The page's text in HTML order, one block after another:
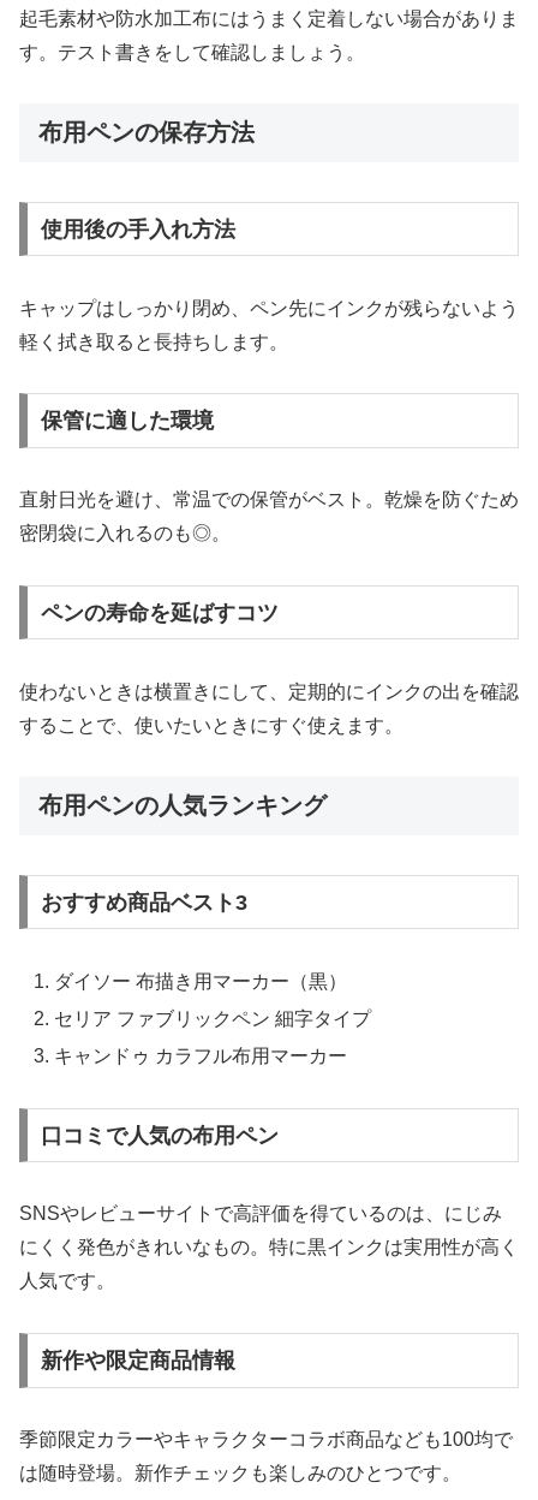
起毛素材や防水加工布にはうまく定着しない場合がありま
す。テスト書きをして確認しましょう。
布用ペンの保存方法
使用後の手入れ方法
キャップはしっかり閉め、ペン先にインクが残らないよう
軽く拭き取ると長持ちします。
保管に適した環境
直射日光を避け、常温での保管がベスト。乾燥を防ぐため
密閉袋に入れるのも◎。
ペンの寿命を延ばすコツ
使わないときは横置きにして、定期的にインクの出を確認
することで、使いたいときにすぐ使えます。
布用ペンの人気ランキング
おすすめ商品ベスト3
ダイソー 布描き用マーカー（黒）
セリア ファブリックペン 細字タイプ
キャンドゥ カラフル布用マーカー
口コミで人気の布用ペン
SNSやレビューサイトで高評価を得ているのは、にじみ
にくく発色がきれいなもの。特に黒インクは実用性が高く
人気です。
新作や限定商品情報
季節限定カラーやキャラクターコラボ商品なども100均で
は随時登場。新作チェックも楽しみのひとつです。